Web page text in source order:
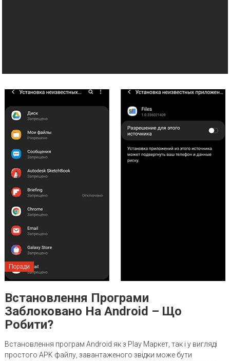
Поради
Встановлення Програми
Заблоковано На Android – Що
Робити?
Встановлення програм Android як з Play Маркет, так і у вигляді
простого APK файлу, завантаженого звідки може бути